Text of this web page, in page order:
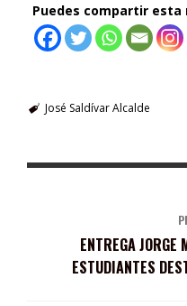
Puedes compartir
José Saldívar Alcalde
ENTREGA
ESTUDIANTES